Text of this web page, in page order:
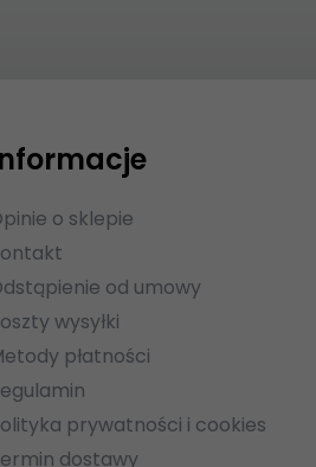
o sklepie
od umowy
wysyłki
płatności
prywatności i cookies
dostawy